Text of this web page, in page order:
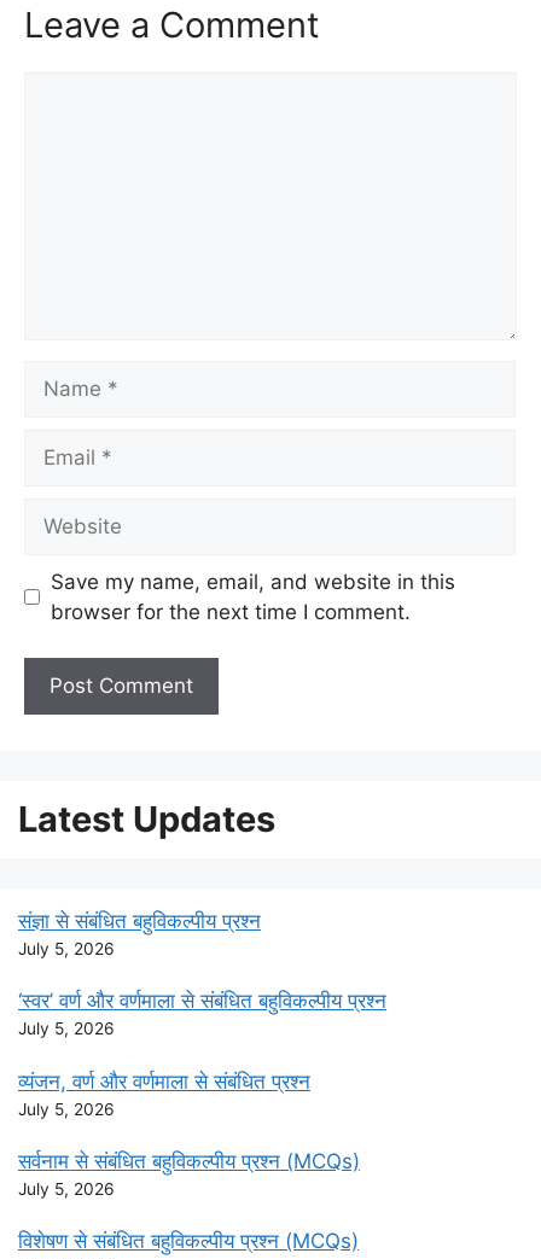
Leave a Comment
Save my name, email, and website in this
browser for the next time I comment.
Latest Updates
संज्ञा से संबंधित बहुविकल्पीय प्रश्न
July 5, 2026
‘स्वर’ वर्ण और वर्णमाला से संबंधित बहुविकल्पीय प्रश्न
July 5, 2026
व्यंजन, वर्ण और वर्णमाला से संबंधित प्रश्न
July 5, 2026
सर्वनाम से संबंधित बहुविकल्पीय प्रश्न (MCQs)
July 5, 2026
विशेषण से संबंधित बहुविकल्पीय प्रश्न (MCQs)